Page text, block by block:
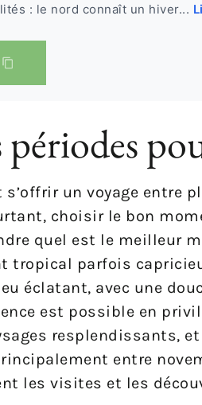
: le nord connaît un hiver...
périodes
s’offrir un voyage
choisir le bon
quel est le meilleur
tropical parfois
éclatant, avec une
est possible en
resplendissants,
entre
les visites et les